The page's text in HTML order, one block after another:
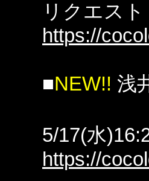
リクエス
https://
■NEW!! 浅
5/17(水
https://